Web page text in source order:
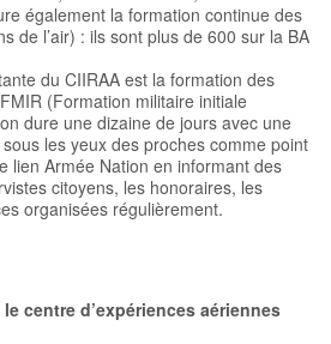
également la formation continue des
de l’air) : ils sont plus de 600 sur la BA
du CIIRAA est la formation des
(Formation militaire initiale
dure une dizaine de jours avec une
les yeux des proches comme point
lien Armée Nation en informant des
citoyens, les honoraires, les
organisées régulièrement.
centre d’expériences aériennes